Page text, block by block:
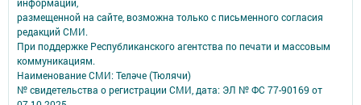
размещенной на сайте, возможна только с письменного согласия
редакций СМИ.
При поддержке Республиканского агентства по печати и массовым
коммуникациям.
Наименование СМИ: Теләче (Тюлячи)
№ свидетельства о регистрации СМИ, дата: ЭЛ № ФС 77-90169 от